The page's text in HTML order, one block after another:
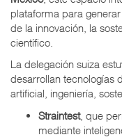
plataforma para
de la innovación, la
científico.
La delegación suiza
desarrollan tecnologías
artificial, ingeniería,
Straintest, que
mediante